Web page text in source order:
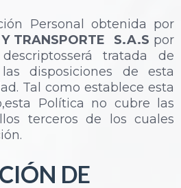
Personal obtenida por
TRANSPORTE S.A.S por
tratada de
disposiciones de esta
Tal como establece esta
Política no cubre las
terceros de los cuales
DE